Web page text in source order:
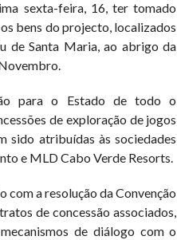
sexta-feira, 16, ter tomado
bens do projecto, localizados
de Santa Maria, ao abrigo da
para o Estado de todo o
de exploração de jogos
sido atribuídas às sociedades
e MLD Cabo Verde Resorts.
a resolução da Convenção
de concessão associados,
de diálogo com o